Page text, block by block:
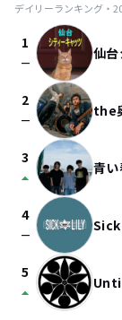
デイリーランキング・
1
check_indeterminate_small 仙
2
check_indeterminate_small the
3
arrow_drop_up 青
4
check_indeterminate_small
5
arrow_drop_up